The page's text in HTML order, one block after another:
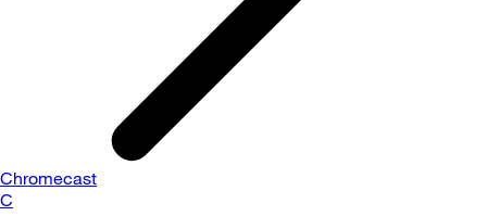
Chromecast
C